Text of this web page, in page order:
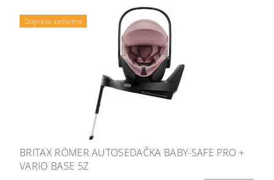
Doprava zadarmo
BRITAX RÖMER AUTOSEDAČKA BABY-SAFE PRO +
VARIO BASE 5Z